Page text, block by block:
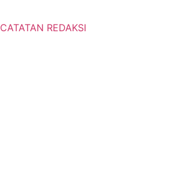
CATATAN REDAKSI